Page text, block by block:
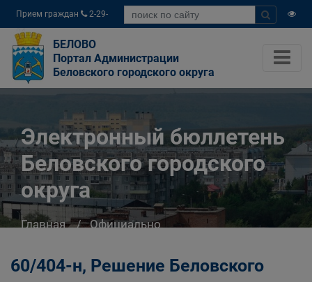
Прием граждан
2-29-
04
БЕЛОВО
Портал Администрации
Беловского городского округа
Электронный бюллетень
Беловского городского
округа
Главная
Официально
городского округа
60/404-н, Решение Беловского